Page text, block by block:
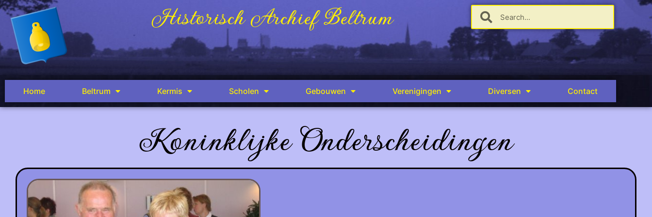
Historisch Archief Beltrum
Home Beltrum Kermis Scholen Gebouwen Verenigingen Diversen Contact
Koninklijke Onderscheidingen